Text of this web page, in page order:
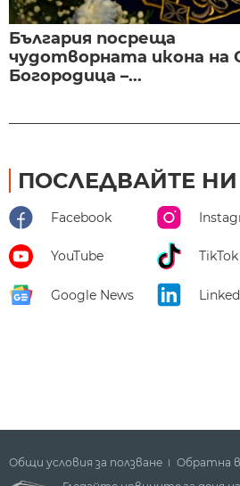
България посреща
чудотворната икона на
Богородица –...
ПОСЛЕДВАЙТЕ НИ
Facebook
YouTube TikTok
Google News
Общи условия за ползване Обратна